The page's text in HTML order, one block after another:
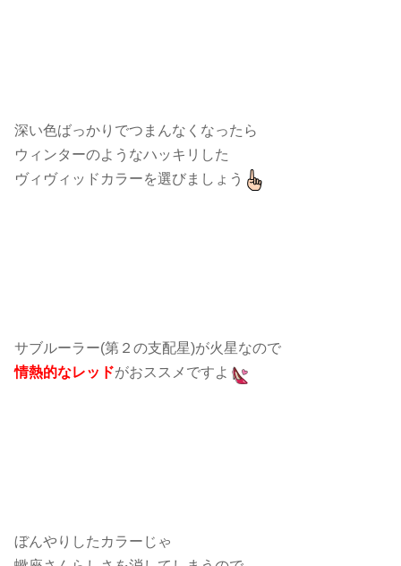
深い色ばっかりでつまんなくなったら
ウィンターのようなハッキリした
ヴィヴィッドカラーを選びましょう
サブルーラー(第２の支配星)が火星なので
情熱的なレッドがおススメですよ
ぼんやりしたカラーじゃ